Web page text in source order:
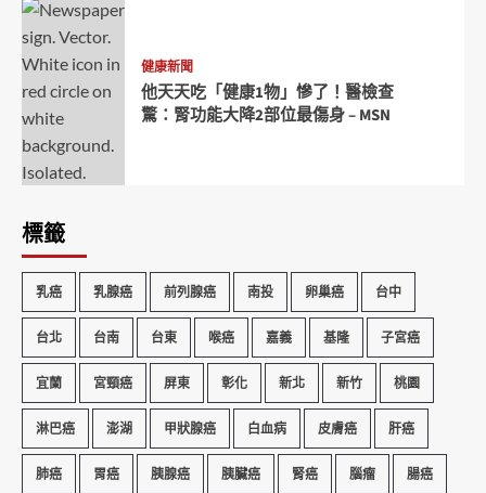
健康新聞
他天天吃「健康1物」慘了！醫檢查
驚：腎功能大降2部位最傷身 – MSN
標籤
乳癌 乳腺癌 前列腺癌 南投 卵巢癌 台中
台北 台南 台東 喉癌 嘉義 基隆 子宮癌
宜蘭 宮頸癌 屏東 彰化 新北 新竹 桃園
淋巴癌 澎湖 甲狀腺癌 白血病 皮膚癌 肝癌
肺癌 胃癌 胰腺癌 胰臟癌 腎癌 腦瘤 腸癌